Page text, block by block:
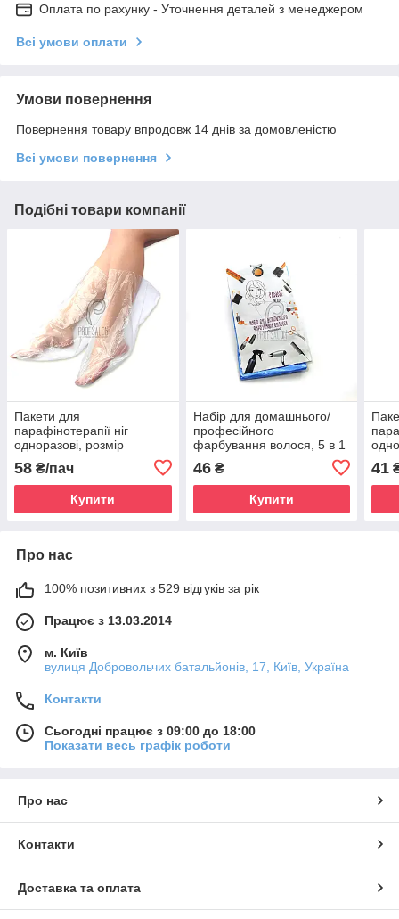
Оплата по рахунку - Уточнення деталей з менеджером
Всі умови оплати
Умови повернення
Повернення товару впродовж 14 днів за домовленістю
Всі умови повернення
Подібні товари компанії
Пакети для
парафінотерапії ніг
одноразові, розмір
58 ₴/пач
Купити
Набір для домашнього/
професійного
фарбування волося, 5 в 1
46₴
Купити
41
Про нас
100% позитивних з 529 відгуків за рік
Працює з 13.03.2014
м. Київ
вулиця Добровольчих батальйонів, 17, Київ, Україна
Контакти
Сьогодні працює з 09:00 до 18:00
Показати весь графік роботи
Про нас
Контакти
Доставка та оплата